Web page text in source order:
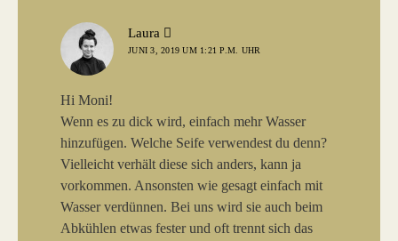
Laura
JUNI 3, 2019 UM 1:21 P.M. UHR
Hi Moni!
Wenn es zu dick wird, einfach mehr Wasser
hinzufügen. Welche Seife verwendest du denn?
Vielleicht verhält diese sich anders, kann ja
vorkommen. Ansonsten wie gesagt einfach mit
Wasser verdünnen. Bei uns wird sie auch beim
Abkühlen etwas fester und oft trennt sich das